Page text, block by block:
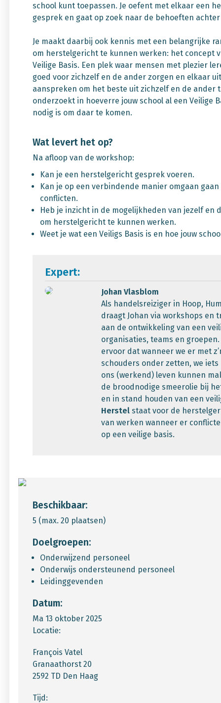
Beschikbaar:
5 (max. 20 plaatsen)
Doelgroepen:
Onderwijzend personeel
Onderwijs ondersteunend personeel
Leidinggevenden
Datum:
Ma 13 oktober 2025
Locatie:
François Vatel
Granaathorst 20
2592 TD Den Haag
Tijd:
school kunt toepassen. Je oefent met elkaar een
gesprek en gaat op zoek naar de behoeften
Je maakt daarbij ook kennis met een belangrijke
om herstelgericht te kunnen werken: het concept
Veilige Basis. Een plek waar mensen met plezier
goed voor zichzelf en de ander zorgen en elkaar
aanspreken om het beste uit zichzelf en de ander
onderzoekt in hoeverre jouw school al een Veilige
nodig is om daar te komen.
Wat levert het op?
Na afloop van de workshop:
Kan je een herstelgericht gesprek voeren.
Kan je op een verbindende manier omgaan
conflicten.
Heb je inzicht in de mogelijkheden van jezelf en
om herstelgericht te kunnen werken.
Weet je wat een Veiligs Basis is en hoe jouw
Expert:
Johan Vlasblom
Als handelsreiziger in Hoop,
draagt Johan via workshops en
aan de ontwikkeling van een
organisaties, teams en
ervoor dat wanneer we er met
schouders onder zetten, we iets
ons (werkend) leven kunnen
de broodnodige smeerolie bij
en in stand houden van een
Herstel staat voor de
van werken wanneer er
op een veilige basis.